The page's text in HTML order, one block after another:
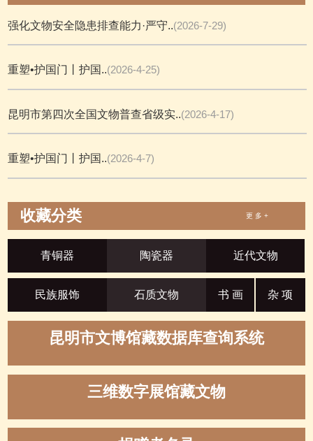
强化文物安全隐患排查能力·严守..(2026-7-29)
重塑•护国门丨护国..(2026-4-25)
昆明市第四次全国文物普查省级实..(2026-4-17)
重塑•护国门丨护国..(2026-4-7)
收藏分类 更 多 +
青铜器 陶瓷器 近代文物
民族服饰 石质文物 书 画 杂 项
昆明市文博馆藏数据库查询系统
三维数字展馆藏文物